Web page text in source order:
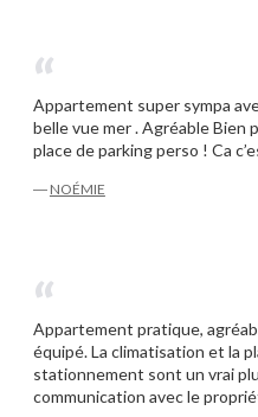
Appartement super sympa
belle vue mer . Agréable Bien
place de parking perso ! Ca
― NOÉMIE
Appartement pratique,
équipé. La climatisation et la
stationnement sont un vrai
communication avec le